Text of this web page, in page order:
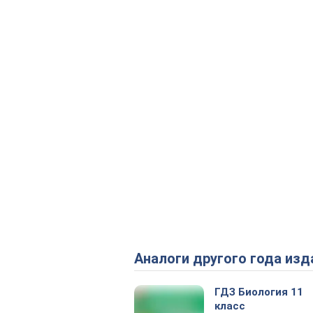
Аналоги другого года
ГДЗ Биология 11
класс